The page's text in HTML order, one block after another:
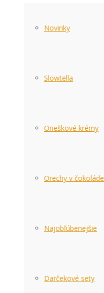
Novinky
Slowtella
Orieškové krémy
Orechy v čokoláde
Najobľúbenejšie
Darčekové sety